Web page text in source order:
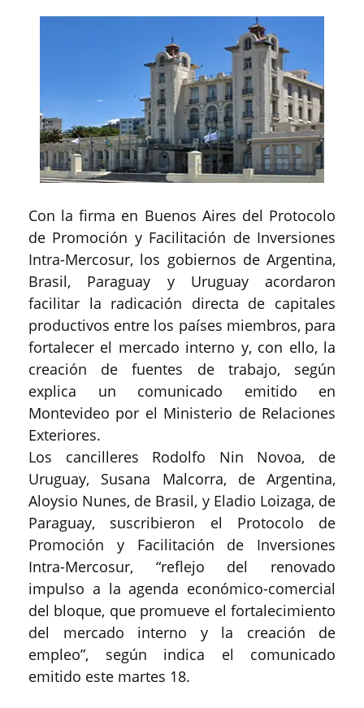
Con la firma en Buenos Aires del Protocolo
de Promoción y Facilitación de Inversiones
Intra-Mercosur, los gobiernos de Argentina,
Brasil, Paraguay y Uruguay acordaron
facilitar la radicación directa de capitales
productivos entre los países miembros, para
fortalecer el mercado interno y, con ello, la
creación de fuentes de trabajo, según
explica un comunicado emitido en
Montevideo por el Ministerio de Relaciones
Exteriores.
Los cancilleres Rodolfo Nin Novoa, de
Uruguay, Susana Malcorra, de Argentina,
Aloysio Nunes, de Brasil, y Eladio Loizaga, de
Paraguay, suscribieron el Protocolo de
Promoción y Facilitación de Inversiones
Intra-Mercosur, “reflejo del renovado
impulso a la agenda económico-comercial
del bloque, que promueve el fortalecimiento
del mercado interno y la creación de
empleo”, según indica el comunicado
emitido este martes 18.